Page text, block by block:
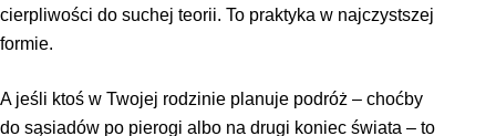
cierpliwości do suchej teorii. To praktyka w najczystszej
formie.
A jeśli ktoś w Twojej rodzinie planuje podróż – choćby
do sąsiadów po pierogi albo na drugi koniec świata – to